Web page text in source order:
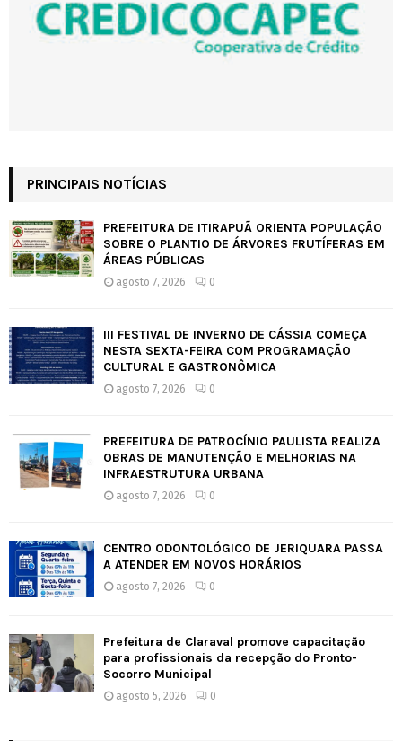
PRINCIPAIS NOTÍCIAS
PREFEITURA DE ITIRAPUÃ ORIENTA POPULAÇÃO
SOBRE O PLANTIO DE ÁRVORES FRUTÍFERAS EM
ÁREAS PÚBLICAS
agosto 7, 2026 0
III FESTIVAL DE INVERNO DE CÁSSIA COMEÇA
NESTA SEXTA-FEIRA COM PROGRAMAÇÃO
CULTURAL E GASTRONÔMICA
agosto 7, 2026 0
PREFEITURA DE PATROCÍNIO PAULISTA REALIZA
OBRAS DE MANUTENÇÃO E MELHORIAS NA
INFRAESTRUTURA URBANA
agosto 7, 2026 0
CENTRO ODONTOLÓGICO DE JERIQUARA PASSA
A ATENDER EM NOVOS HORÁRIOS
agosto 7, 2026 0
Prefeitura de Claraval promove capacitação
para profissionais da recepção do Pronto-
Socorro Municipal
agosto 5, 2026 0